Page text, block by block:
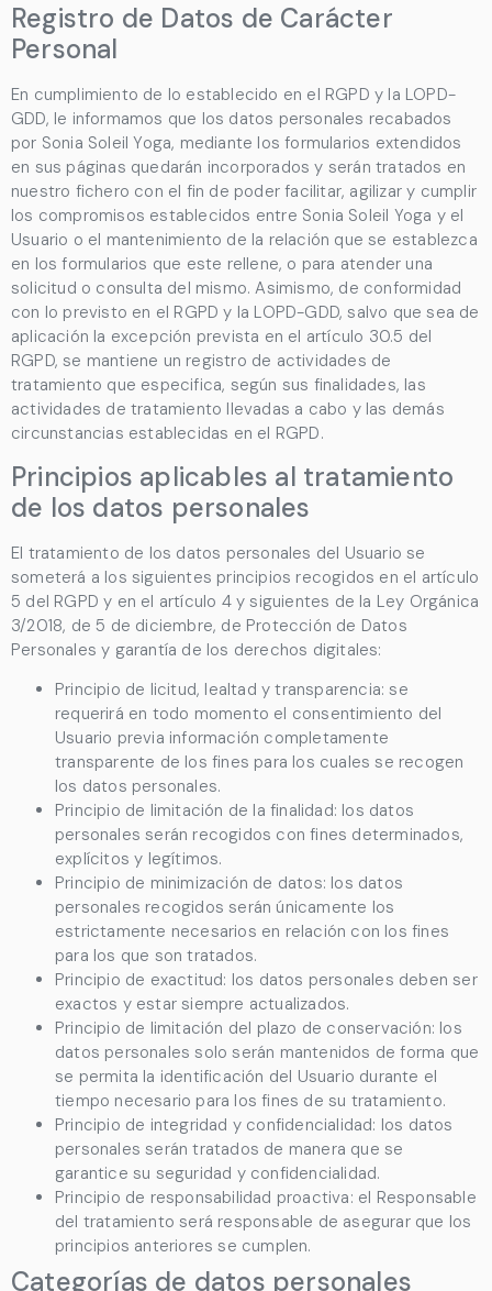
Registro de Datos de Carácter
Personal
En cumplimiento de lo establecido en el RGPD y la LOPD-
GDD, le informamos que los datos personales recabados
por Sonia Soleil Yoga, mediante los formularios extendidos
en sus páginas quedarán incorporados y serán tratados en
nuestro fichero con el fin de poder facilitar, agilizar y cumplir
los compromisos establecidos entre Sonia Soleil Yoga y el
Usuario o el mantenimiento de la relación que se establezca
en los formularios que este rellene, o para atender una
solicitud o consulta del mismo. Asimismo, de conformidad
con lo previsto en el RGPD y la LOPD-GDD, salvo que sea de
aplicación la excepción prevista en el artículo 30.5 del
RGPD, se mantiene un registro de actividades de
tratamiento que especifica, según sus finalidades, las
actividades de tratamiento llevadas a cabo y las demás
circunstancias establecidas en el RGPD.
Principios aplicables al tratamiento
de los datos personales
El tratamiento de los datos personales del Usuario se
someterá a los siguientes principios recogidos en el artículo
5 del RGPD y en el artículo 4 y siguientes de la Ley Orgánica
3/2018, de 5 de diciembre, de Protección de Datos
Personales y garantía de los derechos digitales:
Principio de licitud, lealtad y transparencia: se
requerirá en todo momento el consentimiento del
Usuario previa información completamente
transparente de los fines para los cuales se recogen
los datos personales.
Principio de limitación de la finalidad: los datos
personales serán recogidos con fines determinados,
explícitos y legítimos.
Principio de minimización de datos: los datos
personales recogidos serán únicamente los
estrictamente necesarios en relación con los fines
para los que son tratados.
Principio de exactitud: los datos personales deben ser
exactos y estar siempre actualizados.
Principio de limitación del plazo de conservación: los
datos personales solo serán mantenidos de forma que
se permita la identificación del Usuario durante el
tiempo necesario para los fines de su tratamiento.
Principio de integridad y confidencialidad: los datos
personales serán tratados de manera que se
garantice su seguridad y confidencialidad.
Principio de responsabilidad proactiva: el Responsable
del tratamiento será responsable de asegurar que los
principios anteriores se cumplen.
Categorías de datos personales